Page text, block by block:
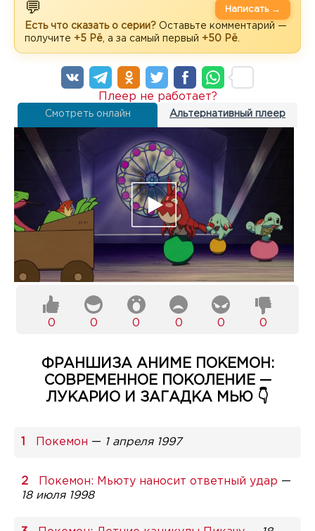
💬
Есть что сказать о серии? Оставьте комментарий —
получите +5 Рё , а за самый первый +50 Рё
Написать →
Смотреть онлайн Альтернативный плеер
Плеер не работает?
0 0 0 0 0 0
ФРАНШИЗА АНИМЕ ПОКЕМОН:
СОВРЕМЕННОЕ ПОКОЛЕНИЕ —
ЛУКАРИО И ЗАГАДКА МЬЮ 👇
Покемон — 1 апреля 1997
Покемон: Мьюту наносит ответный удар —
18 июля 1998